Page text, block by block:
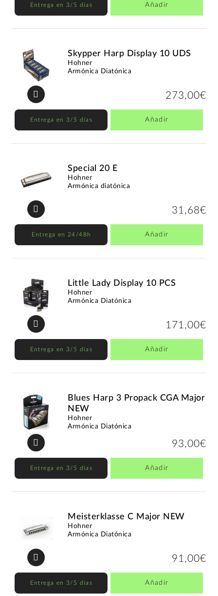
Entrega en 3/5 días Añadir
Skypper Harp Display 10 UDS
Hohner
Armónica Diatónica
273,00€
Entrega en 3/5 días Añadir
Special 20 E
Hohner
Armónica diatónica
31,68€
Entrega en 24/48h Añadir
Little Lady Display 10 PCS
Hohner
Armónica Diatónica
171,00€
Entrega en 3/5 días Añadir
Blues Harp 3 Propack CGA Major
NEW
Hohner
Armónica Diatónica
93,00€
Entrega en 3/5 días Añadir
Meisterklasse C Major NEW
Hohner
Armónica Diatónica
91,00€
Entrega en 3/5 días Añadir